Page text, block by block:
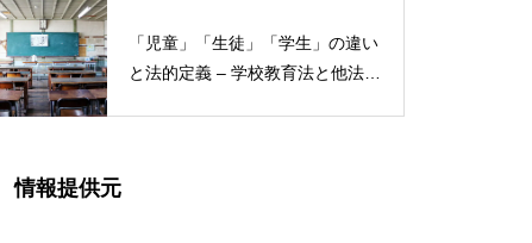
「児童」「生徒」「学生」の違い
と法的定義 – 学校教育法と他法律
情報提供元